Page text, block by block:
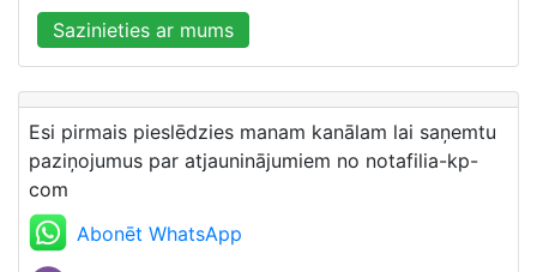
Sazinieties ar mums
Esi pirmais pieslēdzies manam kanālam lai saņemtu
paziņojumus par atjauninājumiem no notafilia-kp-
com
Abonēt WhatsApp